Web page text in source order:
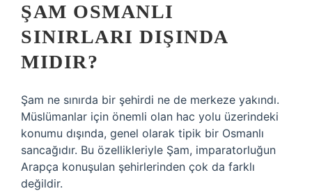
ŞAM OSMANLI
SINIRLARI DIŞINDA
MIDIR?
Şam ne sınırda bir şehirdi ne de merkeze yakındı.
Müslümanlar için önemli olan hac yolu üzerindeki
konumu dışında, genel olarak tipik bir Osmanlı
sancağıdır. Bu özellikleriyle Şam, imparatorluğun
Arapça konuşulan şehirlerinden çok da farklı
değildir.